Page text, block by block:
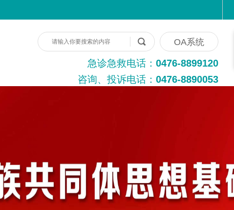
OA系统
急诊急救电话： 0476-8899120
咨询、投诉电话： 0476-8890053